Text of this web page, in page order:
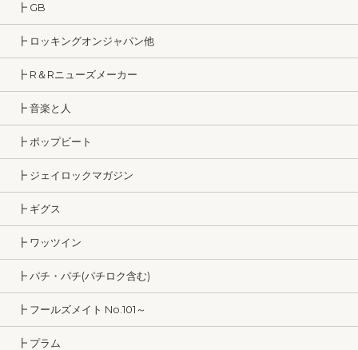
┣ GB
┣ ロッキングオンジャパン他
┣ R＆Rニューズメーカー
┣ 音楽と人
┣ ポップビート
┣ ジェイロックマガジン
┣ ギグス
┣ ワッツイン
┣ パチ・パチ(パチロク含む)
┣ フールズメイト No.101～
┣ プラム